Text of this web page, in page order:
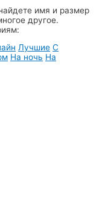
имя и размер
другое.
Лучшие С
На ночь На